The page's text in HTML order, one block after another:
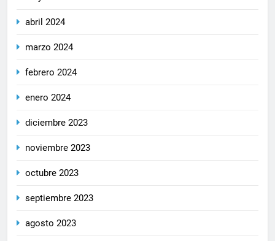
abril 2024
marzo 2024
febrero 2024
enero 2024
diciembre 2023
noviembre 2023
octubre 2023
septiembre 2023
agosto 2023